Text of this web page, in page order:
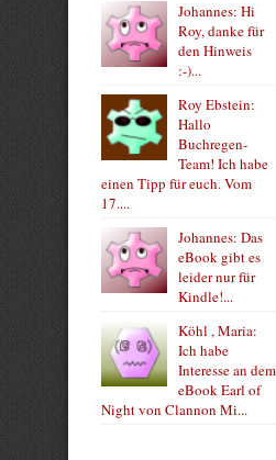
Johannes: Hi
Roy, danke für
den Hinweis
:-)...
Roy Ebstein:
Hallo
Buchregen-
Team! Ich habe
einen Tipp für euch. Vom
17....
Johannes: Das
eBook gibt es
leider nur für
Kindle!...
Köhl , Maria:
Ich habe
Interesse an dem
eBook Earl of
Night von Clannon Mi...